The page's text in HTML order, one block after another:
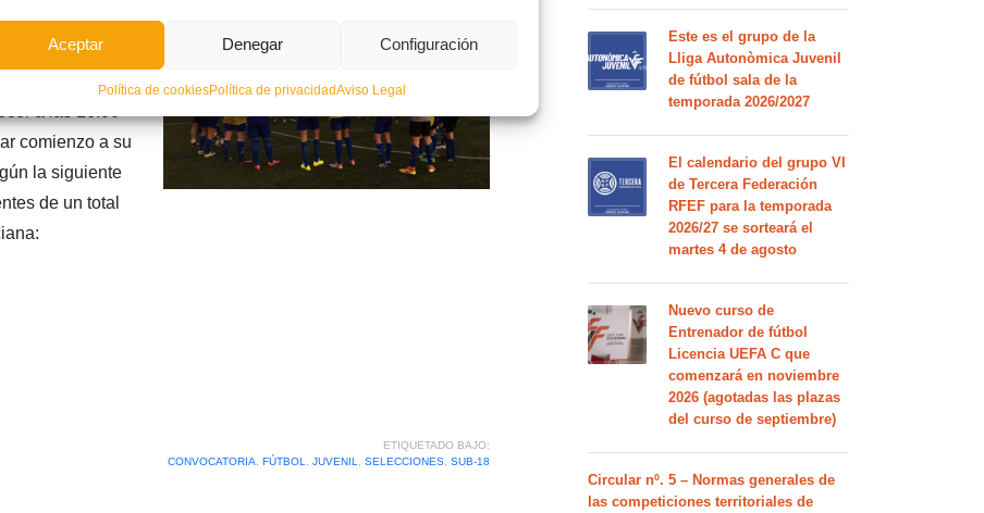
Aceptar Denegar Configuración
Política de cookiesPolítica de privacidadAviso Legal
18 volverá a
de la
que
a las 16:00
comienzo a su
la siguiente
de un total
ETIQUETADO BAJO:
CONVOCATORIA
FÚTBOL JUVENIL SELECCIONES, SUB-18
Este es el grupo de la
Lliga Autonòmica Juvenil
de fútbol sala de la
temporada 2026/2027
El calendario del grupo VI
de Tercera Federación
RFEF para la temporada
2026/27 se sorteará el
martes 4 de agosto
Nuevo curso de
Entrenador de fútbol
Licencia UEFA C que
comenzará en noviembre
2026 (agotadas las plazas
del curso de septiembre)
Circular nº. 5 – Normas generales de
las competiciones territoriales de